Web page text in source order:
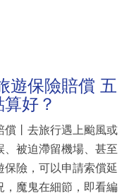
遊保險賠償 五
好？
償丨去旅行遇上颱風或
被迫滯留機場、甚至
險，可以申請索償延
，魔鬼在細節，即看編